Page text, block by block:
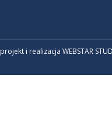
projekt i realizacja WEBSTAR